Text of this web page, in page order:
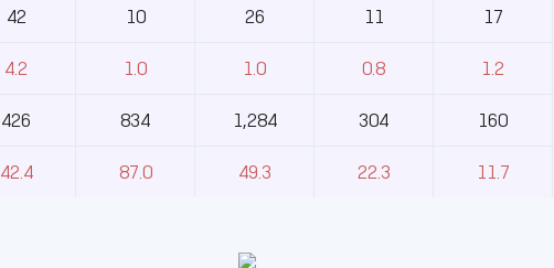
42 10 26 11 17
4.2 1.0 1.0 0.8 1.2
426 834 1,284 304 160
42.4 87.0 49.3 22.3 11.7